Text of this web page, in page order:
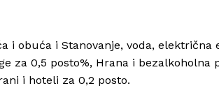
i obuća i Stanovanje, voda, električna
za 0,5 posto%, Hrana i bezalkoholna
i hoteli za 0,2 posto.